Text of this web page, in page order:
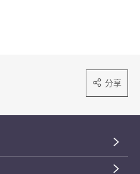
分享